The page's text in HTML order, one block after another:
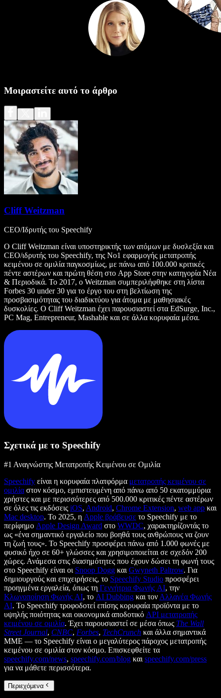
Μοιραστείτε αυτό το άρθρο
Cliff Weitzman
CEO/Ιδρυτής του Speechify
Ο Cliff Weitzman είναι υποστηρικτής των ατόμων με δυσλεξία και
CEO/ιδρυτής του Speechify, της Νο1 εφαρμογής μετατροπής
κειμένου σε ομιλία παγκοσμίως, με πάνω από 100.000 κριτικές
πέντε αστέρων και πρώτη θέση στο App Store στην κατηγορία Νέα
& Περιοδικά. Το 2017, ο Weitzman συμπεριλήφθηκε στη λίστα
Forbes 30 under 30 για το έργο του στη βελτίωση της
προσβασιμότητας του διαδικτύου για άτομα με μαθησιακές
δυσκολίες. Ο Cliff Weitzman έχει παρουσιαστεί στα EdSurge, Inc.,
PC Mag, Entrepreneur, Mashable και σε άλλα κορυφαία μέσα.
Σχετικά με το Speechify
#1 Αναγνώστης Μετατροπής Κειμένου σε Ομιλία
Speechify είναι η κορυφαία πλατφόρμα μετατροπής κειμένου σε
ομιλία στον κόσμο, εμπιστευμένη από πάνω από 50 εκατομμύρια
χρήστες και με περισσότερες από 500.000 κριτικές πέντε αστέρων
σε όλες τις εκδόσεις iOS, Android, Chrome Extension, web app και
Mac desktop. Το 2025, η Apple βράβευσε το Speechify με το
περίφημο Apple Design Award στο WWDC, χαρακτηρίζοντάς το
ως «ένα σημαντικό εργαλείο που βοηθά τους ανθρώπους να ζουν
τη ζωή τους». Το Speechify προσφέρει πάνω από 1.000 φωνές με
φυσικό ήχο σε 60+ γλώσσες και χρησιμοποιείται σε σχεδόν 200
χώρες. Ανάμεσα στις διασημότητες που έχουν δώσει τη φωνή τους
στο Speechify είναι οι Snoop Dogg και Gwyneth Paltrow. Για
δημιουργούς και επιχειρήσεις, το Speechify Studio προσφέρει
προηγμένα εργαλεία, όπως τη Γεννήτρια Φωνής AI, την
Κλωνοποίηση Φωνής AI, το AI Dubbing και τον Αλλαγέα Φωνής
AI. Το Speechify τροφοδοτεί επίσης κορυφαία προϊόντα με το
υψηλής ποιότητας και οικονομικά αποδοτικό API μετατροπής
κειμένου σε ομιλία. Έχει παρουσιαστεί σε μέσα όπως The Wall
Street Journal, CNBC, Forbes, TechCrunch και άλλα σημαντικά
ΜΜΕ — το Speechify είναι ο μεγαλύτερος πάροχος μετατροπής
κειμένου σε ομιλία στον κόσμο. Επισκεφθείτε τα
speechify.com/news, speechify.com/blog και speechify.com/press
για να μάθετε περισσότερα.
Περιεχόμενα